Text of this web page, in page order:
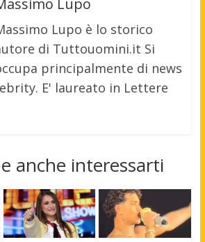
Lupo è lo storico
di Tuttouomini.it Si
principalmente di news
E' laureato in Lettere
anche interessarti